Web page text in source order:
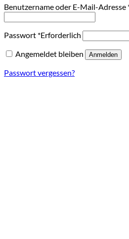
Benutzername oder E-Mail-Adresse
Passwort *Erforderlich
Angemeldet bleiben
Anmelden
Passwort vergessen?